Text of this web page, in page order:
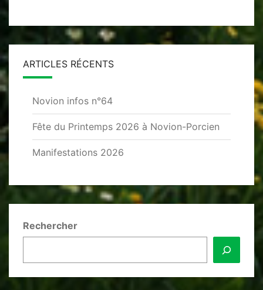
ARTICLES RÉCENTS
Novion infos n°64
Fête du Printemps 2026 à Novion-Porcien
Manifestations 2026
Rechercher